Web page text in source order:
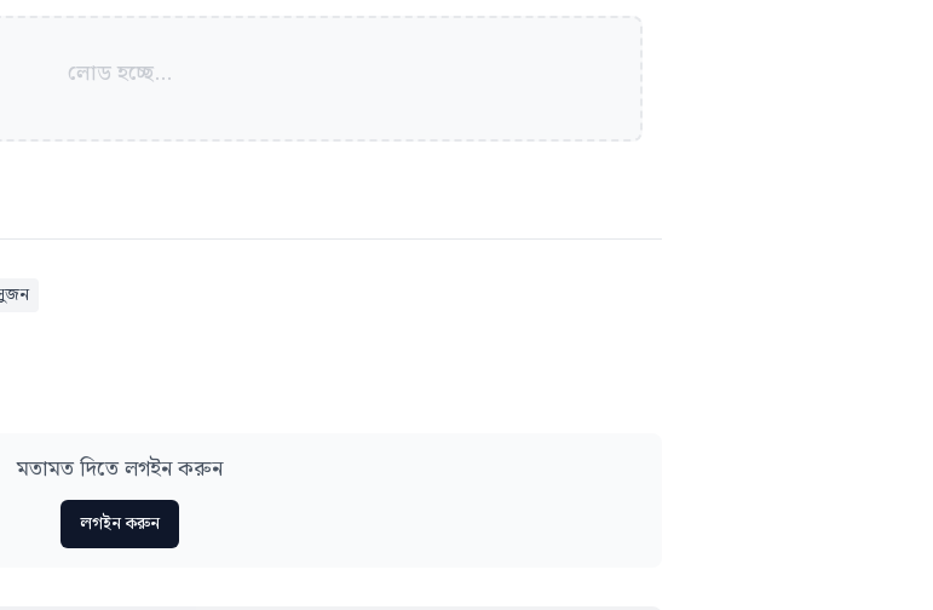
লোড হচ্ছে...
মতামত দিতে লগইন করুন
লগইন করুন